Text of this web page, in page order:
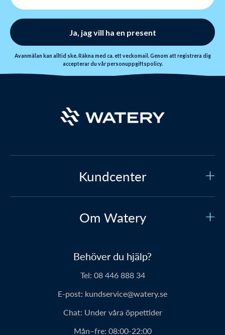
Ja, jag vill ha en present
Avanmälan kan alltid ske. Räkna med ca. ett veckomail. Genom att registrera dig
accepterar du vårpersonuppgiftspolicy.
Kundcenter
Kontakta oss
Prisgaranti
Retur
Rabattkoder
Om Watery
Vår historia
Personerna bakom Watery
Klubbavtal
Behöver du hjälp?
Tel: 08 446 888 34
E-post: kundservice@watery.se
Chat: Under våra öppettider
Mån–fre: 08:00-22:00